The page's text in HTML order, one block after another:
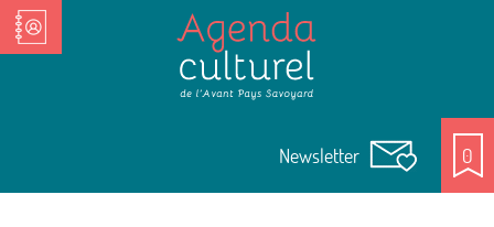
Nos Acteurs culturels
Newsletter 0